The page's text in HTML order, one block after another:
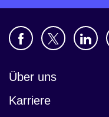
Über uns
Karriere